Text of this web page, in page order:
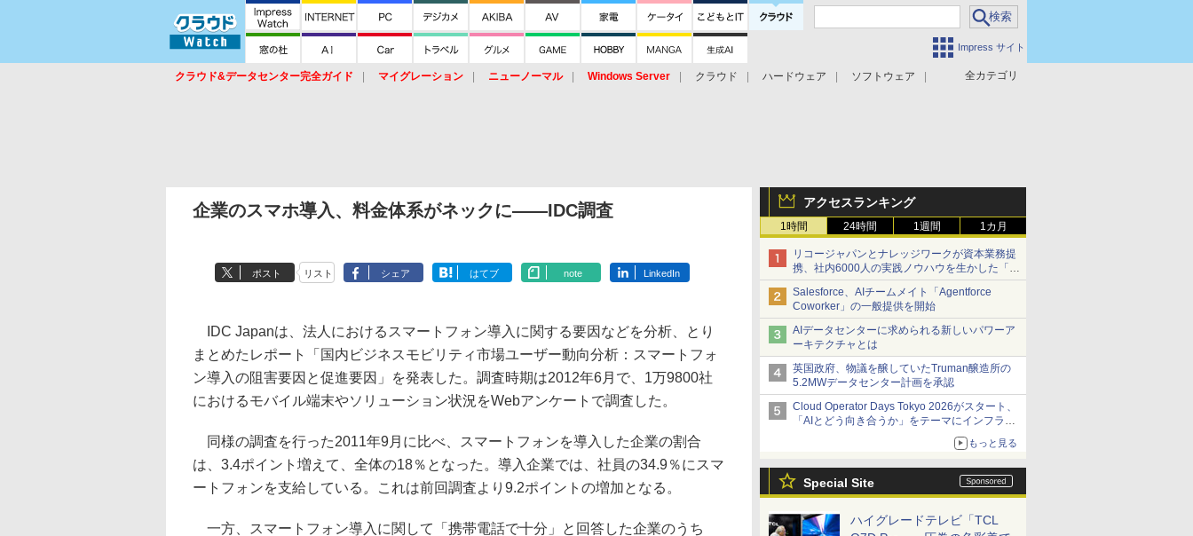
Impress サイト
全カテゴリ
クラウド&データセンター完全ガイド マイグレーション ニューノーマル Windows Server クラウド ハードウェア
ソフトウェア
アクセスランキング
1時間 24時間 1週間 1カ月
リコージャパンとナレッジワークが資本業務提
携、社内6000人の実践ノウハウを生かした「AI
商談記録 for RICOH」を展開へ
Salesforce、AIチームメイト「Agentforce
Coworker」の一般提供を開始
AIデータセンターに求められる新しいパワーア
ーキテクチャとは
英国政府、物議を醸していたTruman醸造所の
5.2MWデータセンター計画を承認
Cloud Operator Days Tokyo 2026がスタート、
「AIとどう向き合うか」をテーマにインフラ運
もっと見る
Special Site
ハイグレードテレビ「TCL
企業のスマホ導入、料金体系がネックに――IDC調査
ポスト リスト シェア はてブ note LinkedIn
IDC Japanは、法人におけるスマートフォン導入に関する要因などを分析、とり
まとめたレポート「国内ビジネスモビリティ市場ユーザー動向分析：スマートフォ
ン導入の阻害要因と促進要因」を発表した。調査時期は2012年6月で、1万9800社
におけるモバイル端末やソリューション状況をWebアンケートで調査した。
同様の調査を行った2011年9月に比べ、スマートフォンを導入した企業の割合
は、3.4ポイント増えて、全体の18％となった。導入企業では、社員の34.9％にスマ
ートフォンを支給している。これは前回調査より9.2ポイントの増加となる。
一方、スマートフォン導入に関して「携帯電話で十分」と回答した企業のうち